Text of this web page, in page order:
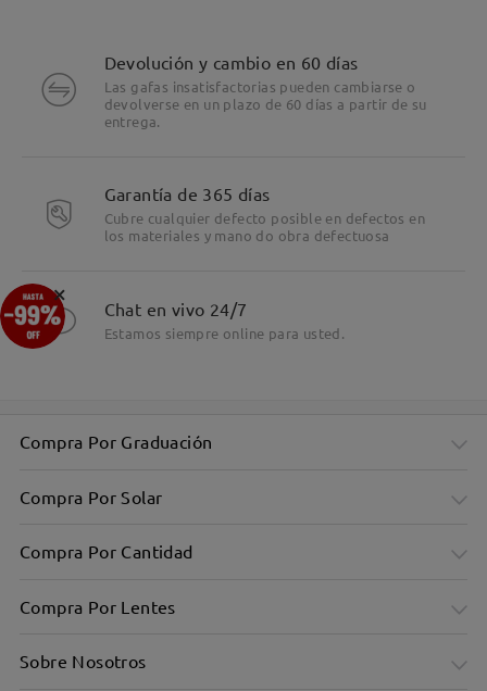
Devolución y cambio en 60 días
Las gafas insatisfactorias pueden cambiarse o
devolverse en un plazo de 60 días a partir de su
entrega.
Garantía de 365 días
Cubre cualquier defecto posible en defectos en
los materiales y mano do obra defectuosa
Chat en vivo 24/7
Estamos siempre online para usted.
Compra Por Graduación
Compra Por Solar
Compra Por Cantidad
Compra Por Lentes
Sobre Nosotros
×